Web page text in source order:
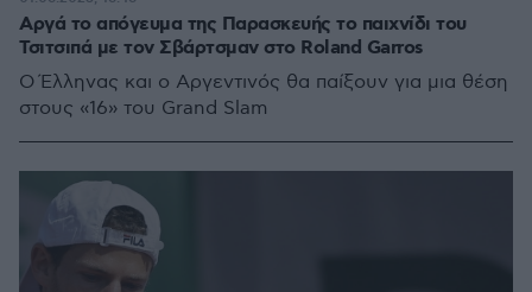
Αργά το απόγευμα της Παρασκευής το παιχνίδι του
Τσιτσιπά με τον Σβάρτσμαν στο Roland Garros
O Έλληνας και ο Αργεντινός θα παίξουν για μια θέση
στους «16» του Grand Slam